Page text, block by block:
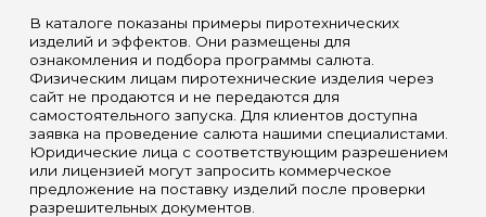
В каталоге показаны примеры пиротехнических
изделий и эффектов. Они размещены для
ознакомления и подбора программы салюта.
Физическим лицам пиротехнические изделия через
сайт не продаются и не передаются для
самостоятельного запуска. Для клиентов доступна
заявка на проведение салюта нашими специалистами.
Юридические лица с соответствующим разрешением
или лицензией могут запросить коммерческое
предложение на поставку изделий после проверки
разрешительных документов.